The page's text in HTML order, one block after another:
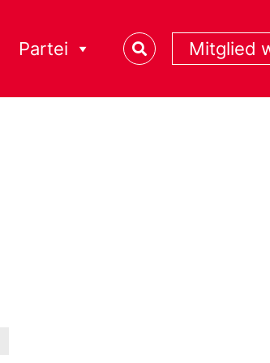
Partei Mitglied